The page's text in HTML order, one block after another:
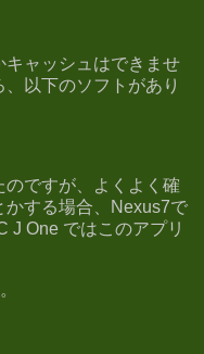
ャッシュはできませ
以下のソフトがあり
のですが、よくよく確
する場合、Nexus7で
J One ではこのアプリ